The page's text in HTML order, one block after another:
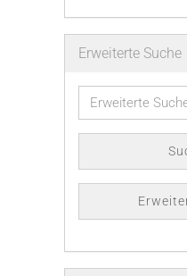
Erweiterte Suche
Erweiterte
Suche